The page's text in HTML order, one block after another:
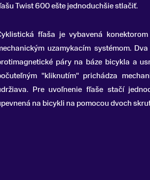
Twist 600 ešte jednoduchšie stlačiť.
fľaša je vybavená
uzamykacím systémom.
páry na báze bicykla a
"kliknutím" prichádza
Pre uvoľnenie fľaše stačí
na bicykli na pomocou dvoch